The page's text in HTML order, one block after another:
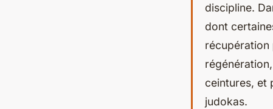
discipline.
dont
récupération
ceintures, et
judokas.